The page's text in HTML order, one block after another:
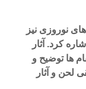
نوروزی نیز
کرد. آثار
ها توضیح و
لحن و آثار